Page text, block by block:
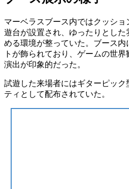
マーベラスブース内ではクッショ
遊台が設置され、ゆったりとし
める環境が整っていた。ブース内
ト が飾られており、ゲームの世
演出が印象的だった。
試遊した来場者にはギターピック
ティとして配布されていた。